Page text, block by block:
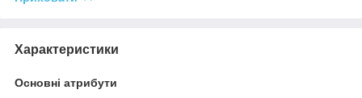
Характеристики
Основні атрибути